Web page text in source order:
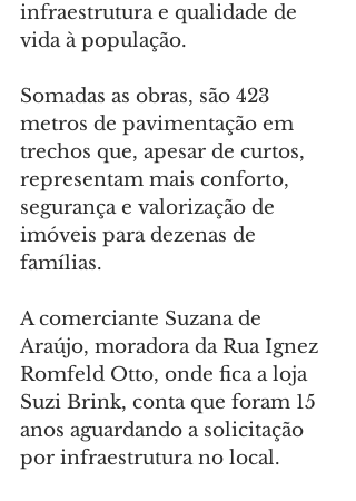
infraestrutura e qualidade de
vida à população.
Somadas as obras, são 423
metros de pavimentação em
trechos que, apesar de curtos,
representam mais conforto,
segurança e valorização de
imóveis para dezenas de
famílias.
A comerciante Suzana de
Araújo, moradora da Rua Ignez
Romfeld Otto, onde fica a loja
Suzi Brink, conta que foram 15
anos aguardando a solicitação
por infraestrutura no local.